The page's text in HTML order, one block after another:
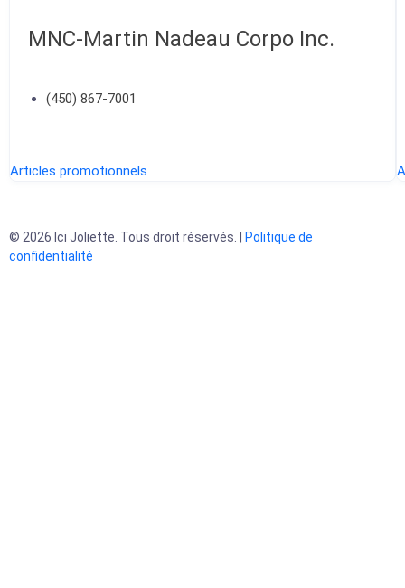
MNC-Martin Nadeau Corpo Inc.
(450) 867-7001
Articles promotionnels
© 2026 Ici Joliette. Tous droit réservés. |
Politique de
confidentialité